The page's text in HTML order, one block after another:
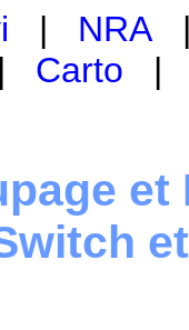
| NRA
Carto
et